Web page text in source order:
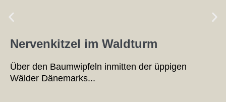
Nervenkitzel im Waldturm
Über den Baumwipfeln inmitten der üppigen
Wälder Dänemarks...